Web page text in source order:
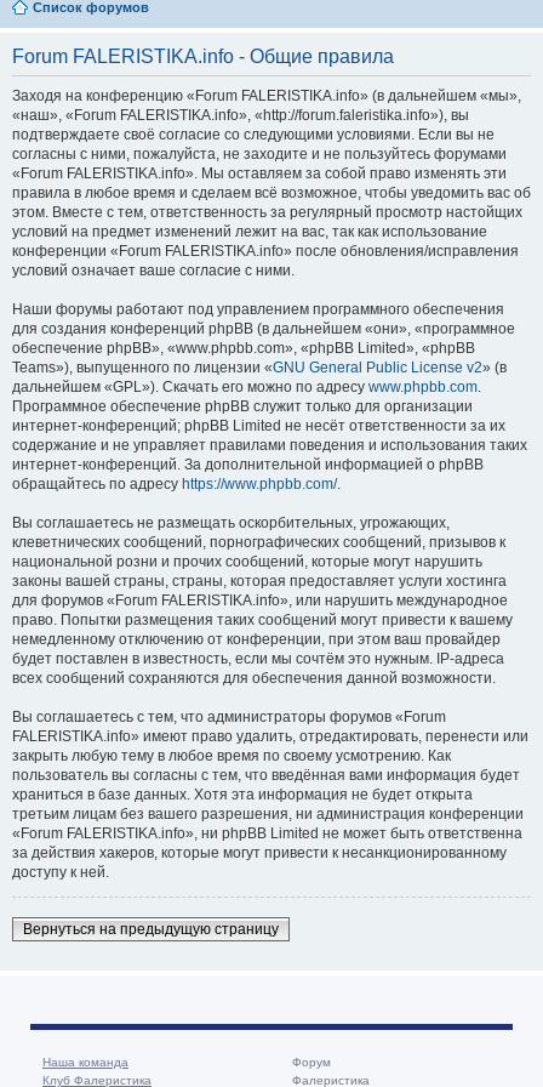
Список форумов
Forum FALERISTIKA.info - Общие правила
Заходя на конференцию «Forum FALERISTIKA.info» (в дальнейшем «мы»,
«наш», «Forum FALERISTIKA.info», «http://forum.faleristika.info»), вы
подтверждаете своё согласие со следующими условиями. Если вы не
согласны с ними, пожалуйста, не заходите и не пользуйтесь форумами
«Forum FALERISTIKA.info». Мы оставляем за собой право изменять эти
правила в любое время и сделаем всё возможное, чтобы уведомить вас об
этом. Вместе с тем, ответственность за регулярный просмотр настойщих
условий на предмет изменений лежит на вас, так как использование
конференции «Forum FALERISTIKA.info» после обновления/исправления
условий означает ваше согласие с ними.
Наши форумы работают под управлением программного обеспечения
для создания конференций phpBB (в дальнейшем «они», «программное
обеспечение phpBB», «www.phpbb.com», «phpBB Limited», «phpBB
Teams»), выпущенного по лицензии «GNU General Public License v2» (в
дальнейшем «GPL»). Скачать его можно по адресу www.phpbb.com.
Программное обеспечение phpBB служит только для организации
интернет-конференций; phpBB Limited не несёт ответственности за их
содержание и не управляет правилами поведения и использования таких
интернет-конференций. За дополнительной информацией о phpBB
обращайтесь по адресу https://www.phpbb.com/.
Вы соглашаетесь не размещать оскорбительных, угрожающих,
клеветнических сообщений, порнографических сообщений, призывов к
национальной розни и прочих сообщений, которые могут нарушить
законы вашей страны, страны, которая предоставляет услуги хостинга
для форумов «Forum FALERISTIKA.info», или нарушить международное
право. Попытки размещения таких сообщений могут привести к вашему
немедленному отключению от конференции, при этом ваш провайдер
будет поставлен в известность, если мы сочтём это нужным. IP-адреса
всех сообщений сохраняются для обеспечения данной возможности.
Вы соглашаетесь с тем, что администраторы форумов «Forum
FALERISTIKA.info» имеют право удалить, отредактировать, перенести или
закрыть любую тему в любое время по своему усмотрению. Как
пользователь вы согласны с тем, что введённая вами информация будет
храниться в базе данных. Хотя эта информация не будет открыта
третьим лицам без вашего разрешения, ни администрация конференции
«Forum FALERISTIKA.info», ни phpBB Limited не может быть ответственна
за действия хакеров, которые могут привести к несанкционированному
доступу к ней.
Вернуться на предыдущую страницу
Наша команда
Клуб Фалеристика
Форум
Фалеристика